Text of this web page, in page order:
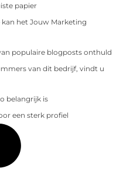
papier
het Jouw Marketing
populaire blogposts onthuld
van dit bedrijf, vindt u
belangrijk is
een sterk profiel